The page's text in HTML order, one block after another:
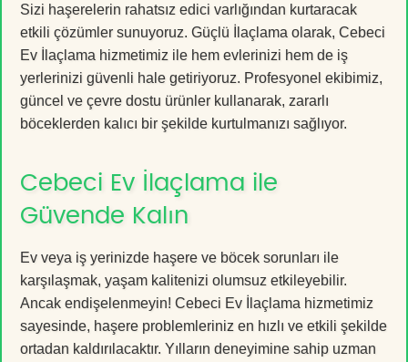
Sizi haşerelerin rahatsız edici varlığından kurtaracak
etkili çözümler sunuyoruz. Güçlü İlaçlama olarak, Cebeci
Ev İlaçlama hizmetimiz ile hem evlerinizi hem de iş
yerlerinizi güvenli hale getiriyoruz. Profesyonel ekibimiz,
güncel ve çevre dostu ürünler kullanarak, zararlı
böceklerden kalıcı bir şekilde kurtulmanızı sağlıyor.
Cebeci Ev İlaçlama ile
Güvende Kalın
Ev veya iş yerinizde haşere ve böcek sorunları ile
karşılaşmak, yaşam kalitenizi olumsuz etkileyebilir.
Ancak endişelenmeyin! Cebeci Ev İlaçlama hizmetimiz
sayesinde, haşere problemleriniz en hızlı ve etkili şekilde
ortadan kaldırılacaktır. Yılların deneyimine sahip uzman